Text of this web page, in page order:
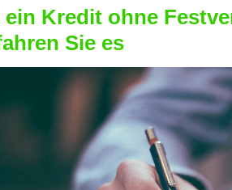
ein Kredit ohne
Sie es